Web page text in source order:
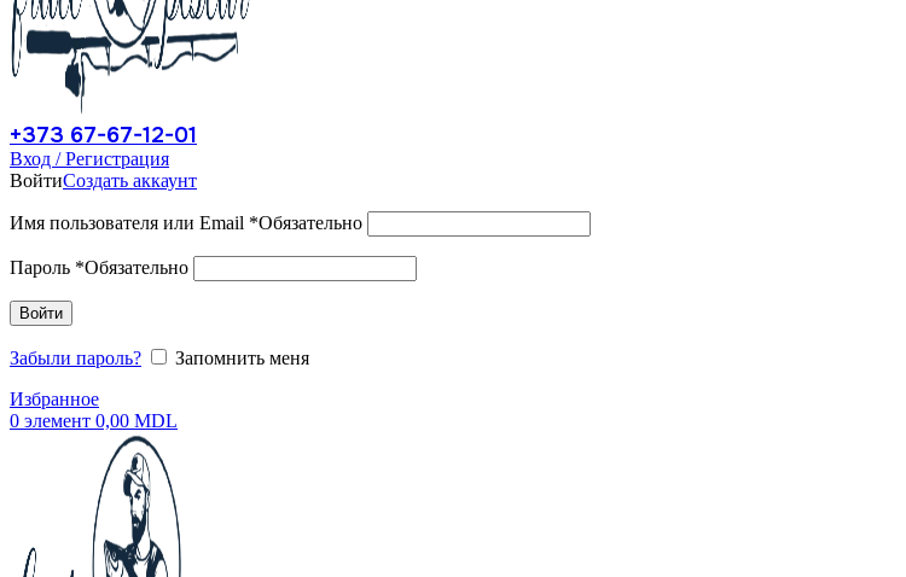
+373 67-67-12-01
Вход / Регистрация
ВойтиСоздать аккаунт
Имя пользователя или Email *Обязательно
Пароль *Обязательно
Войти
Забыли пароль?
Запомнить меня
Избранное
0 элемент 0,00 MDL